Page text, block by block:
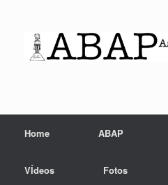
Home ABAP
VÍdeos Fotos